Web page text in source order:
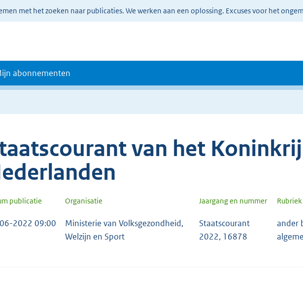
met het zoeken naar publicaties. We werken aan een oplossing. Excuses voor het
abonnementen
van het
publicatie Organisatie Jaargang en nummer Rubriek
2022 09:00
Ministerie van Volksgezondheid,
Welzijn en Sport
Staatscourant
2022, 16878
ander